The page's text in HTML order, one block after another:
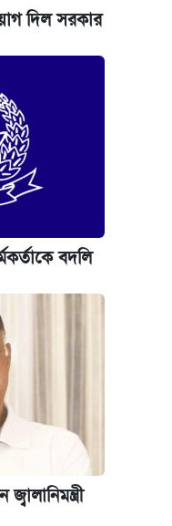
দিল সরকার
বদলি